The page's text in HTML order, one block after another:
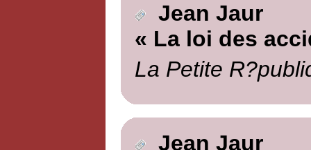
Jean Jaur
« La loi des
La Petite
Jean Jaur